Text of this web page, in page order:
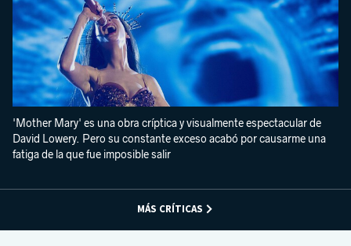
'Mother Mary' es una obra críptica y visualmente espectacular de
David Lowery. Pero su constante exceso acabó por causarme una
fatiga de la que fue imposible salir
MÁS CRÍTICAS